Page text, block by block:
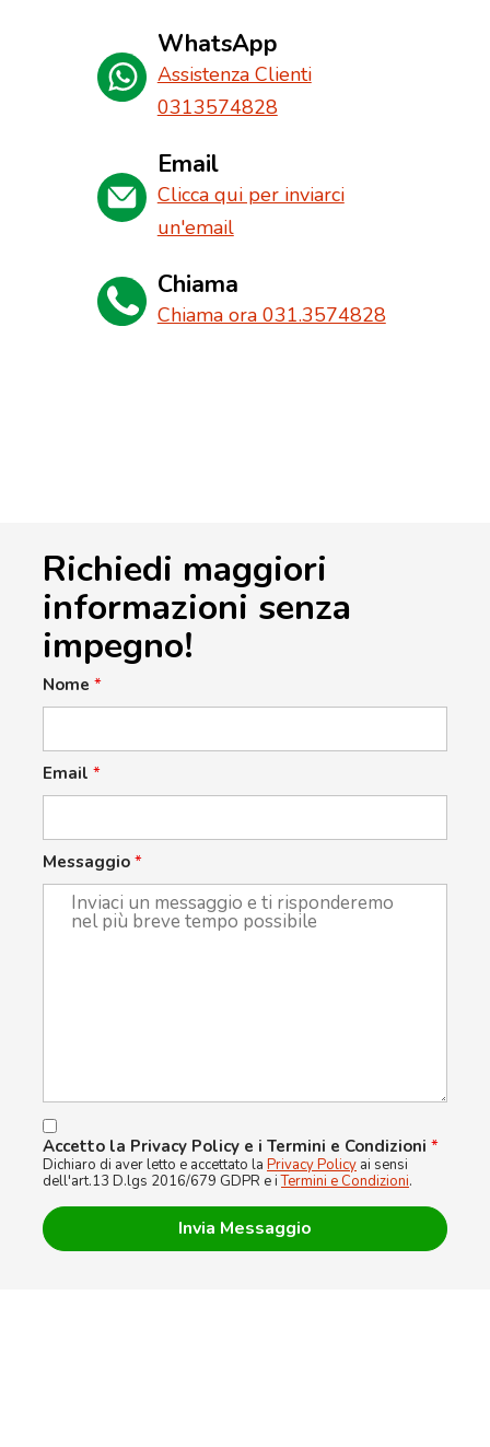
WhatsApp
Assistenza Clienti
0313574828
Email
Clicca qui per inviarci
un'email
Chiama
Chiama ora 031.3574828
Richiedi maggiori
informazioni senza
impegno!
Nome *
Email *
Messaggio *
Accetto la Privacy Policy e i Termini e Condizioni *
Dichiaro di aver letto e accettato la Privacy Policy ai sensi
dell'art.13 D.lgs 2016/679 GDPR e iTermini e Condizioni.